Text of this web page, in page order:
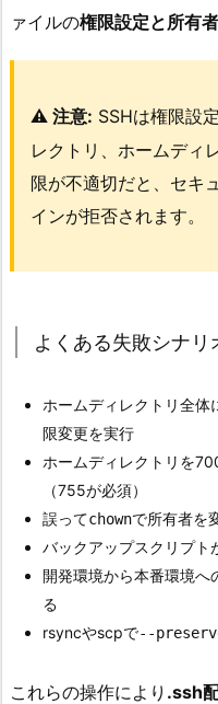
ァイルの権限設定と所有
⚠️ 注意: SSHは権限設
レクトリ、ホームディ
限が不適切だと、セキ
インが拒否されます。
よくある失敗シナリ
ホームディレクトリ全体
限変更を実行
ホームディレクトリを
（755が必須）
誤ってchownで所有者を
バックアップスクリプト
開発環境から本番環境へ
る
rsyncやscpで--
これらの操作により .ssh